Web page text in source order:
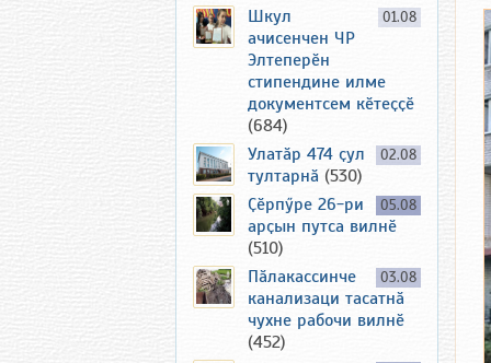
01.08
Шкул
ачисенчен ЧР
Элтеперӗн
стипендине илме
документсем кӗтеҫҫӗ
(684)
02.08
Улатӑр 474 ҫул
тултарнӑ (530)
05.08
Ҫӗрпӳре 26-ри
арҫын путса вилнӗ
(510)
03.08
Пӑлакассинче
канализаци тасатнӑ
чухне рабочи вилнӗ
(452)